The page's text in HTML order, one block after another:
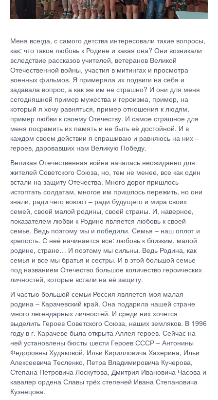
Меня всегда, с самого детства интересовали такие вопросы,
как: что такое любовь к Родине и какая она? Они возникали
вследствие рассказов учителей, ветеранов Великой
Отечественной войны, участия в митингах и просмотра
военных фильмов. Я примеряла их подвиги на себя и
задавала вопрос, а как же им не страшно? И они для меня
сегодняшней пример мужества и героизма, пример, на
который я хочу равняться, пример отношения к людям,
пример любви к своему Отечеству. И самое страшное для
меня посрамить их память и не быть её достойной. И в
каждом своем действии я спрашиваю и равняюсь на них –
героев, даровавших нам Великую Победу.
Великая Отечественная война началась неожиданно для
жителей Советского Союза, но, тем не менее, все как один
встали на защиту Отечества. Много дорог пришлось
истоптать солдатам, многое им пришлось пережить, но они
знали, ради чего воюют – ради будущего и мира своих
семей, своей малой родины, своей страны. И, наверное,
показателем любви к Родине является любовь к своей
семье. Ведь поэтому мы и победили. Семья – наш оплот и
крепость. С неё начинается все: любовь к близким, малой
родине, стране… И поэтому мы сильны. Ведь Родина, как
семья и все мы братья и сестры. И в этой большой семье
под названием Отечество большое количество героических
личностей, которые встали на её защиту.
И частью большой семьи Россия является моя малая
родина – Карачевский край. Она подарила нашей стране
много легендарных личностей. И среди них хочется
выделить Героев Советского Союза, наших земляков. В 1996
году в г. Карачеве была открыта Аллея героев. Сейчас на
ней установлены бюсты шести Героев СССР – Антонины
Федоровны Худяковой, Ильи Кирилловича Хахерина, Ильи
Алексеевича Тесленко, Петра Владимировича Кучерова,
Степана Петровича Лоскутова, Дмитрия Ивановича Часова и
кавалер ордена Славы трёх степеней Ивана Степановича
Кузнецова.